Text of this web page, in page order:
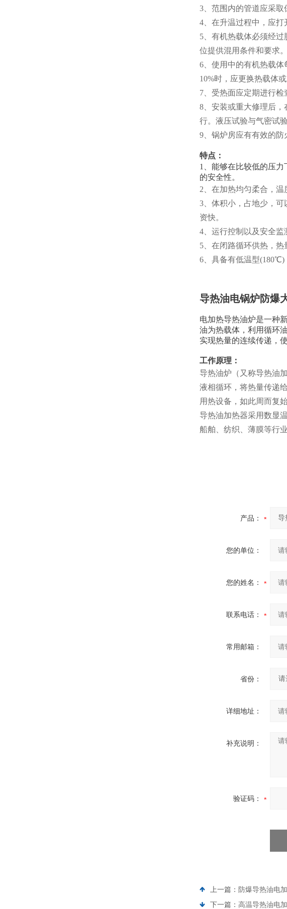
3、范围内的管道应采取
4、在升温过程中，应打
5、有机热载体必须经
位提供混用条件和要求。
6、使用中的有机热载
10%时，应更换热载体
7、受热面应定期进行检
8、安装或重大修理后
行。液压试验与气密试
9、锅炉房应有有效的防
特点：
1、能够在比较低的压
的安全性。
2、在加热均匀柔合，
3、体积小，占地少，
资快。
4、运行控制以及安全监
5、在闭路循环供热，热
6、具备有低温型(180℃)
导热油电锅炉防爆
电加热导热油炉是一种
油为热载体，利用循环
实现热量的连续传递，
工作原理：
导热油炉（又称导热油
液相循环，将热量传递
用热设备，如此周而复
导热油加热器采用数显
船舶、纺织、薄膜等行
产品：
您的单位：
您的姓名：
联系电话：
常用邮箱：
省份：
详细地址：
补充说明：
验证码：
上一篇： 防爆导热油电
下一篇： 高温导热油电